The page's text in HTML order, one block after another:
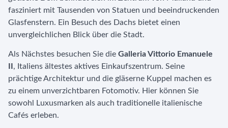
fasziniert mit Tausenden von Statuen und beeindruckenden
Glasfenstern. Ein Besuch des Dachs bietet einen
unvergleichlichen Blick über die Stadt.
Als Nächstes besuchen Sie die Galleria Vittorio Emanuele
, Italiens ältestes aktives Einkaufszentrum. Seine
prächtige Architektur und die gläserne Kuppel machen es
zu einem unverzichtbaren Fotomotiv. Hier können Sie
sowohl Luxusmarken als auch traditionelle italienische
Cafés erleben.